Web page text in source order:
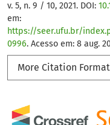
v. 5, n. 9 / 10, 2021. DOI:
em:
https://seer.ufu.br/
0996. Acesso em: 8 aug.
More Citation